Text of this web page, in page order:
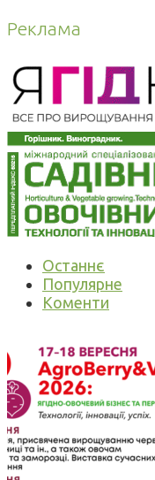
Реклама
Останнє
Популярне
Коменти